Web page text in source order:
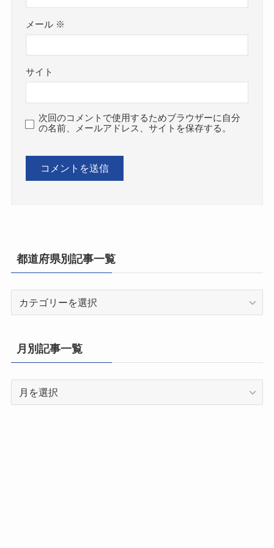
メール ※
サイト
次回のコメントで使用するためブラウザーに自分
の名前、メールアドレス、サイトを保存する。
都道府県別記事一覧
県
別
一
月別記事一覧